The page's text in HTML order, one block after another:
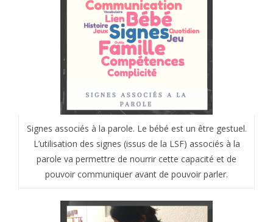
Signes associés à la parole. Le bébé est un être gestuel.
L’utilisation des signes (issus de la LSF) associés à la
parole va permettre de nourrir cette capacité et de
pouvoir communiquer avant de pouvoir parler.